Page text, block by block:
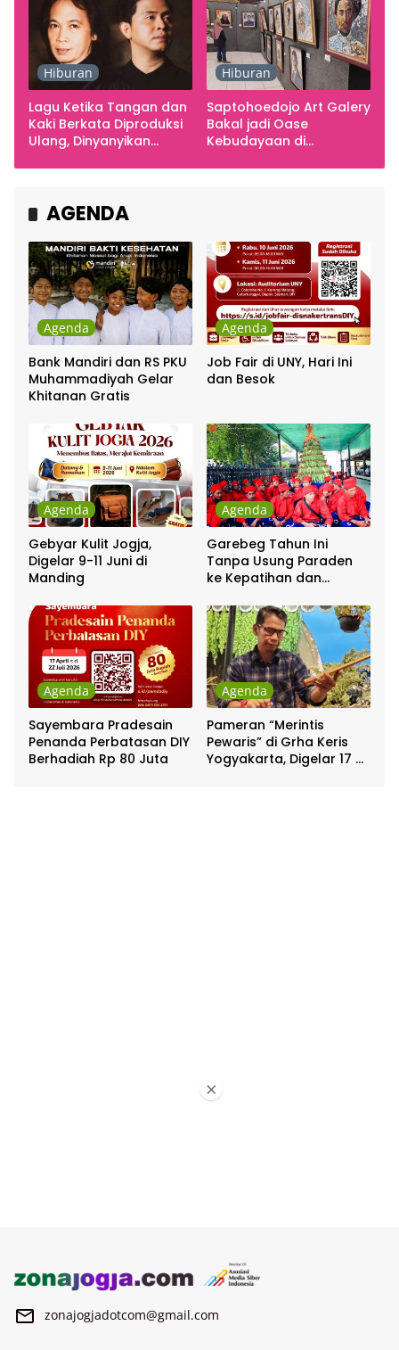
Hiburan
Lagu Ketika Tangan dan
Kaki Berkata Diproduksi
Ulang, Dinyanyikan
Hiburan
Saptohoedojo Art Galery
Bakal jadi Oase
Kebudayaan di
AGENDA
Agenda
Bank Mandiri dan RS PKU
Muhammadiyah Gelar
Khitanan Gratis
Agenda
Job Fair di UNY, Hari Ini
dan Besok
Agenda
Gebyar Kulit Jogja,
Digelar 9-11 Juni di
Manding
Agenda
Garebeg Tahun Ini
Tanpa Usung Paraden
ke Kepatihan dan
Agenda
Sayembara Pradesain
Penanda Perbatasan DIY
Berhadiah Rp 80 Juta
Agenda
Pameran “Merintis
Pewaris” di Grha Keris
Yogyakarta, Digelar 17 –
zonajogjadotcom@gmail.com
×